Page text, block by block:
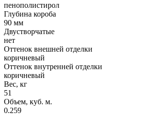
пенополистирол
Глубина короба
90 мм
Двустворчатые
нет
Оттенок внешней отделки
коричневый
Оттенок внутренней отделки
коричневый
Вес, кг
51
Объем, куб. м.
0.259